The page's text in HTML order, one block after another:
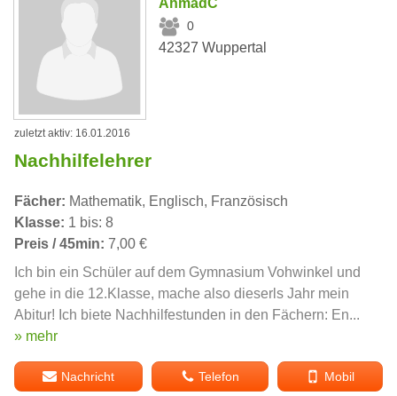
0
42327 Wuppertal
zuletzt aktiv: 16.01.2016
Nachhilfelehrer
Fächer: Mathematik, Englisch, Französisch
Klasse: 1 bis: 8
Preis / 45min: 7,00 €
Ich bin ein Schüler auf dem Gymnasium Vohwinkel und
gehe in die 12.Klasse, mache also dieserls Jahr mein
Abitur! Ich biete Nachhilfestunden in den Fächern: En...
» mehr
Nachricht Telefon Mobil